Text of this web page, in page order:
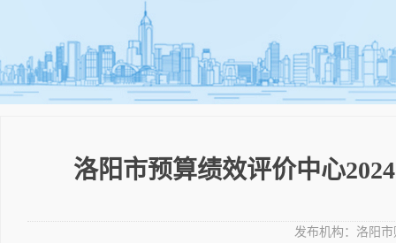
洛阳市预算绩效评价中心
发布机构： 洛阳